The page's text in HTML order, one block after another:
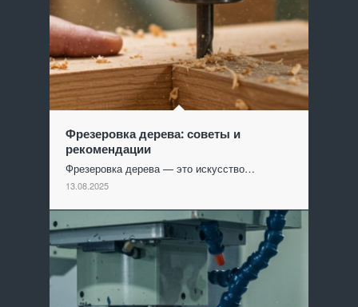
Фрезеровка дерева: советы и
рекомендации
Фрезеровка дерева — это искусство…
13.08.2025